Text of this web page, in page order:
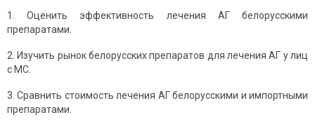
1. Оценить эффективность лечения АГ белорусскими
препаратами.
2. Изучить рынок белорусских препаратов для лечения АГ у лиц
с МС.
3. Сравнить стоимость лечения АГ белорусскими и импортными
препаратами.